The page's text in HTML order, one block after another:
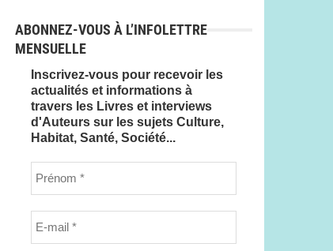
ABONNEZ-VOUS À L’INFOLETTRE
MENSUELLE
Inscrivez-vous pour recevoir les
actualités et informations à
travers les Livres et interviews
d'Auteurs sur les sujets Culture,
Habitat, Santé, Société...